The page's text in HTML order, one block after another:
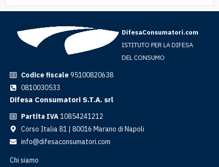
DifesaConsumatori.com
ISTITUTO PER LA DIFESA
DEL CONSUMO
Codice fiscale 95100820638
0810030533
Difesa Consumatori S.T.A. srl
Partita IVA10854241212
Corso Italia 81 | 80016 Marano di Napoli
info@difesaconsumatori.com
Chi siamo